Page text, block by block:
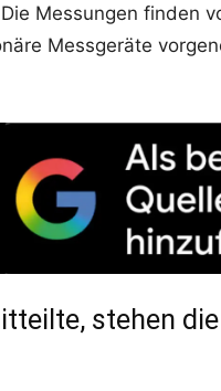
Messungen finden
Messgeräte
stehen